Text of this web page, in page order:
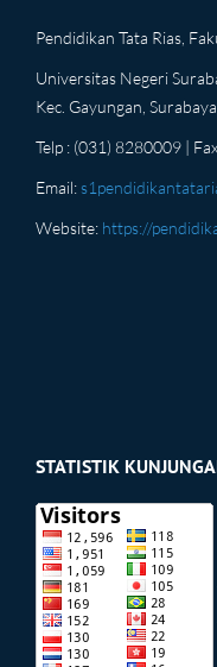
Pendidikan Tata Rias,
Universitas Negeri
Kec. Gayungan,
Telp : (031) 8280009 |
Email:
Website: https://
STATISTIK